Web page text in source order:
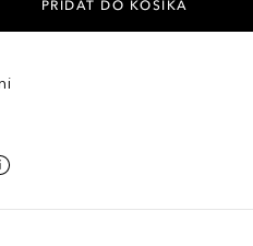
PRIDAŤ DO KOŠÍKA